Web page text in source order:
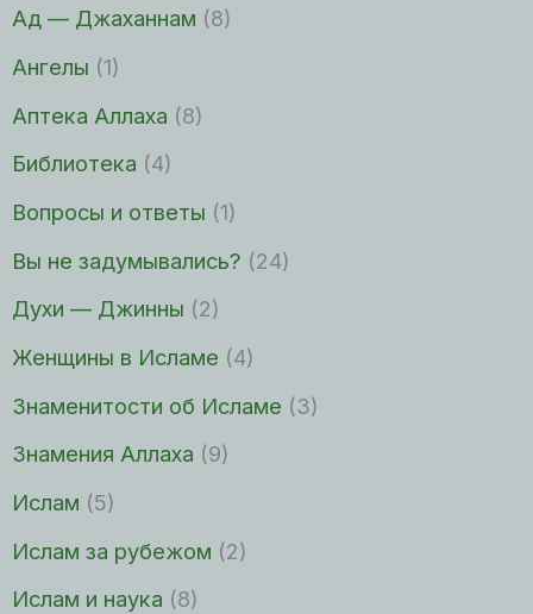
Ад — Джаханнам (8)
Ангелы (1)
Аптека Аллаха (8)
Библиотека (4)
Вопросы и ответы (1)
Вы не задумывались? (24)
Духи — Джинны (2)
Женщины в Исламе (4)
Знаменитости об Исламе (3)
Знамения Аллаха (9)
Ислам (5)
Ислам за рубежом (2)
Ислам и наука (8)